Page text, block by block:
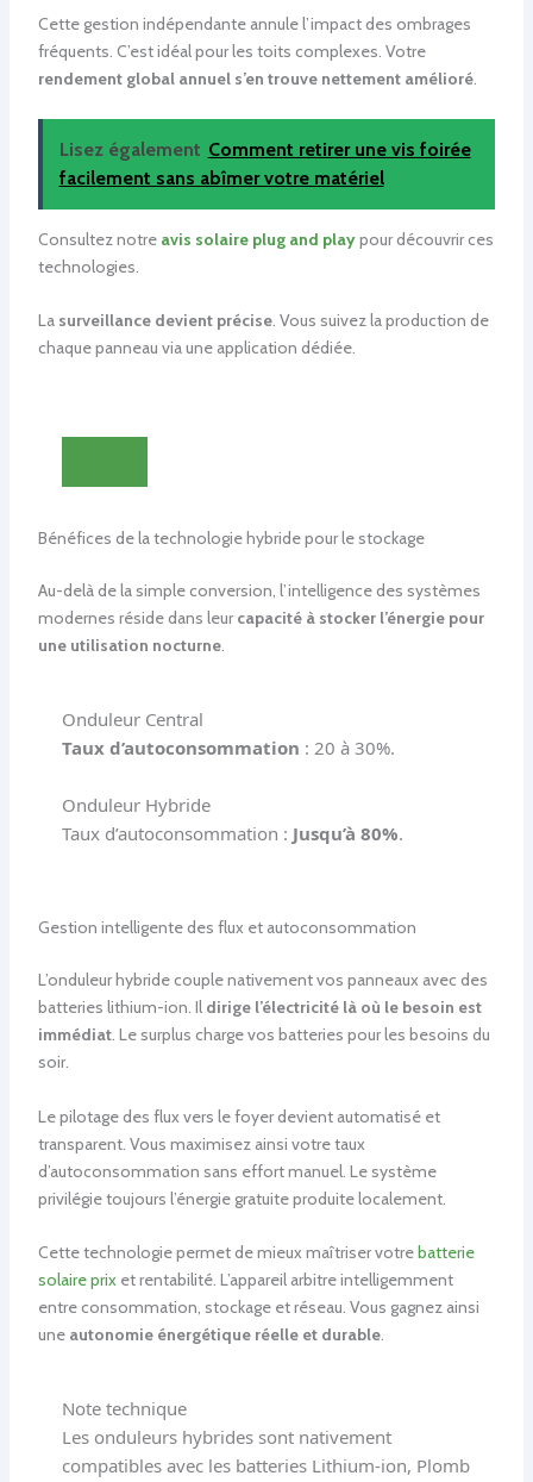
Cette gestion indépendante annule l’impact des ombrages
fréquents. C’est idéal pour les toits complexes. Votre
rendement global annuel s’en trouve nettement amélioré.
Lisez également Comment retirer une vis foirée
facilement sans abîmer votre matériel
Consultez notre avis solaire plug and playpour découvrir ces
technologies.
La surveillance devient précise. Vous suivez la production de
chaque panneau via une application dédiée.
Bénéfices de la technologie hybride pour le stockage
Au-delà de la simple conversion, l’intelligence des systèmes
modernes réside dans leur capacité à stocker l’énergie pour
une utilisation nocturne.
Onduleur Central
Taux d’autoconsommation : 20 à 30%.
Onduleur Hybride
Taux d’autoconsommation : Jusqu’à 80%.
Gestion intelligente des flux et autoconsommation
L’onduleur hybride couple nativement vos panneaux avec des
batteries lithium-ion. Il dirige l’électricité là où le besoin est
immédiat. Le surplus charge vos batteries pour les besoins du
soir.
Le pilotage des flux vers le foyer devient automatisé et
transparent. Vous maximisez ainsi votre taux
d’autoconsommation sans effort manuel. Le système
privilégie toujours l’énergie gratuite produite localement.
Cette technologie permet de mieux maîtriser votrebatterie
solaire prixet rentabilité. L’appareil arbitre intelligemment
entre consommation, stockage et réseau. Vous gagnez ainsi
une autonomie énergétique réelle et durable.
Note technique
Les onduleurs hybrides sont nativement
compatibles avec les batteries Lithium-ion, Plomb